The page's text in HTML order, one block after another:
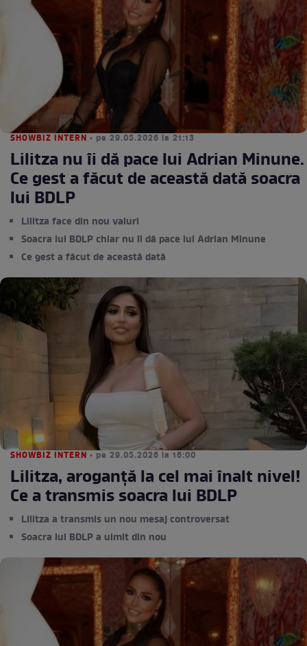
SHOWBIZ INTERN • pe 29.05.2026 la 21:13
Lilitza nu îi dă pace lui Adrian Minune.
Ce gest a făcut de această dată soacra
lui BDLP
Lilitza face din nou valuri
Soacra lui BDLP chiar nu îi dă pace lui Adrian Minune
Ce gest a făcut de această dată
SHOWBIZ INTERN • pe 29.05.2026 la 16:00
Lilitza, aroganță la cel mai înalt nivel!
Ce a transmis soacra lui BDLP
Lilitza a transmis un nou mesaj controversat
Soacra lui BDLP a uimit din nou